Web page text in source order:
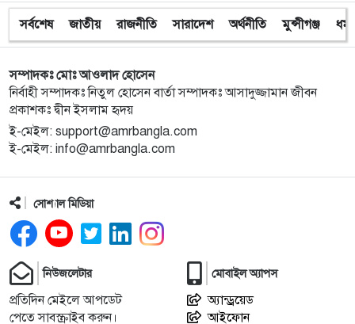
অবরুদ্ধ জামায়াত নেতাকে উদ্ধার করলেন এনসিপি নেত্রী ডা.
মিতু
১০
ভোটকেন্দ্রের সামনে বস্তাভর্তি টাকাসহ স্বেচ্ছাসেবকদল নেতা
আটক
১১
গোপালগঞ্জে ডিসির বাসভবনের সামনে ককটেল বিস্ফোরণ
১২
সন্ত্রাসীদের ব্যবস্থা না নেওয়া হলে আমার পক্ষে নির্বাচন করা
সম্ভব নয় : ভিপি নূর
১৩
নির্বাচনী নিরাপত্তা পর্যবেক্ষণে ফরিদপুর ও মুন্সীগঞ্জে বিজিবি
মহাপরিচালকের বেইজ ক্যাম্প পরিদর্শন
১৪
সর্বশেষ জাতীয় রাজনীতি সারাদেশ অর্থনীতি মুন্সীগঞ্জ ধর্ম
সম্পাদকঃ মোঃ আওলাদ হোসেন
নির্বাহী সম্পাদকঃ নিতুল হোসেন বার্তা সম্পাদকঃ আসাদুজ্জামান জীবন
প্রকাশকঃ দ্বীন ইসলাম হৃদয়
ই-মেইল: support@amrbangla.com
ই-মেইল: info@amrbangla.com
সোশ্যাল মিডিয়া
নিউজলেটার
প্রতিদিন মেইলে আপডেট
পেতে সাবস্ক্রাইব করুন।
মোবাইল অ্যাপস
অ্যান্ড্রয়েড
আইফোন